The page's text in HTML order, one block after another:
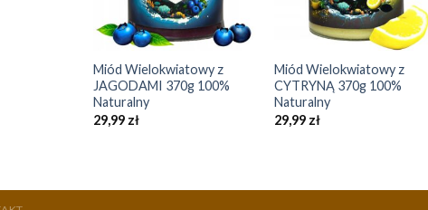
+
Miód Wielokwiatowy z
JAGODAMI 370g 100%
Naturalny
29,99 zł
Miód Wielokwiatowy z
CYTRYNĄ 370g 100%
Naturalny
29,99 zł